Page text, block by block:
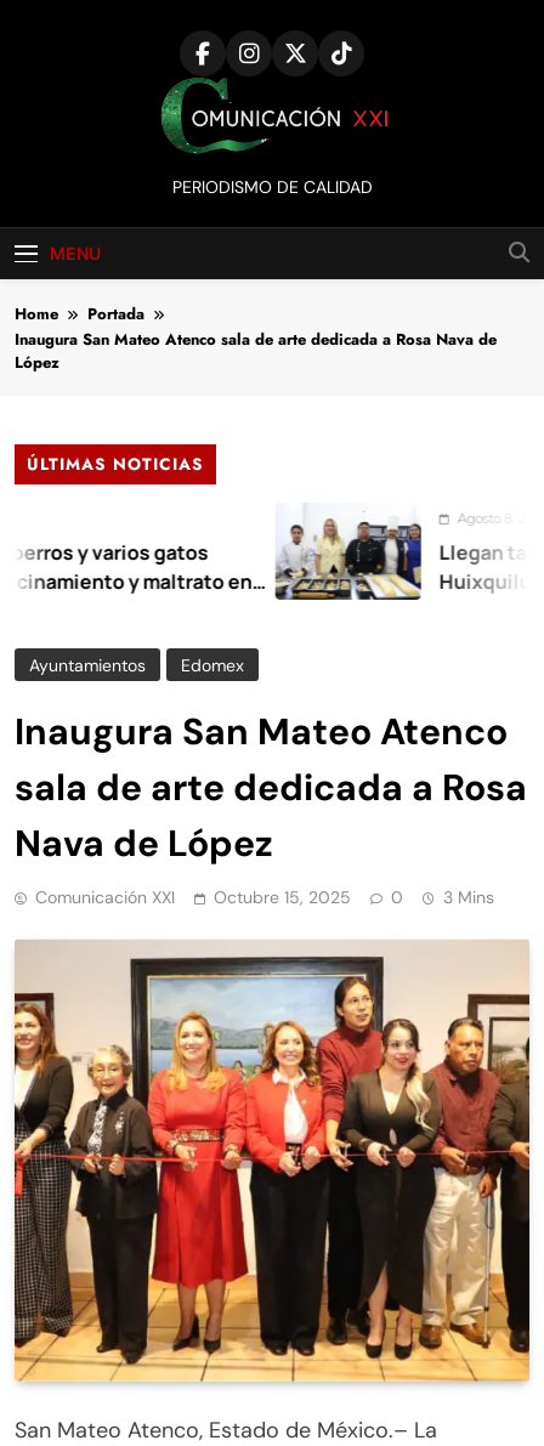
Comunicación
XXI
PERIODISMO DE CALIDAD
MENU
Home
Portada
Inaugura San Mateo Atenco sala de arte dedicada a Rosa Nava de
López
ÚLTIMAS NOTICIAS
y varios gatos
y maltrato en
Agosto 8, 2026
Llegan talleres
Huixquilucan
Ayuntamientos Edomex
Inaugura San Mateo Atenco
sala de arte dedicada a Rosa
Nava de López
Comunicación XXI Octubre 15, 2025 0 3 Mins
San Mateo Atenco, Estado de México.– La